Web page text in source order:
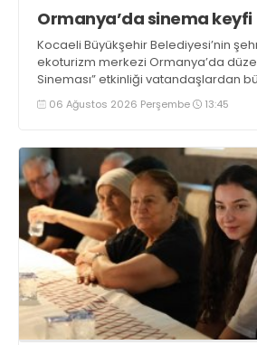
Ormanya’da sinema keyfi
Kocaeli Büyükşehir Belediyesi’nin
ekoturizm merkezi Ormanya’da
Sineması” etkinliği vatandaşlardan
06 Ağustos 2026 Perşembe 13:45